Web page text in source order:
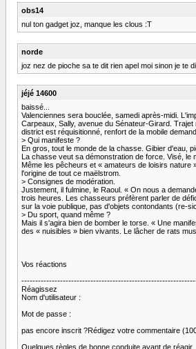
obs14
nul ton gadget joz, manque les clous :T
norde
joz nez de pioche sa te dit rien apel moi sinon je te
jéjé 14600
baissé...
Valenciennes sera bouclée, samedi après-midi.
Carpeaux, Sally, avenue du Sénateur-Girard.
district est réquisitionné, renfort de la mobile
> Qui manifeste ?
En gros, tout le monde de la chasse. Gibier d'eau,
La chasse veut sa démonstration de force. Visé, le
Même les pêcheurs et « amateurs de loisirs nature
l'origine de tout ce maëlstrom.
> Consignes de modération.
Justement, il fulmine, le Raoul. « On nous a
trois heures. Les chasseurs préfèrent parler de
sur la voie publique, pas d'objets contondants (re-
> Du sport, quand même ?
Mais il s'agira bien de bomber le torse. « Une
des « nuisibles » bien vivants. Le lâcher de rats
Vos réactions
Réagissez
Nom d'utilisateur :
Mot de passe :
pas encore inscrit ?Rédigez votre commentaire
Quelques règles de bonne conduite avant de réagir